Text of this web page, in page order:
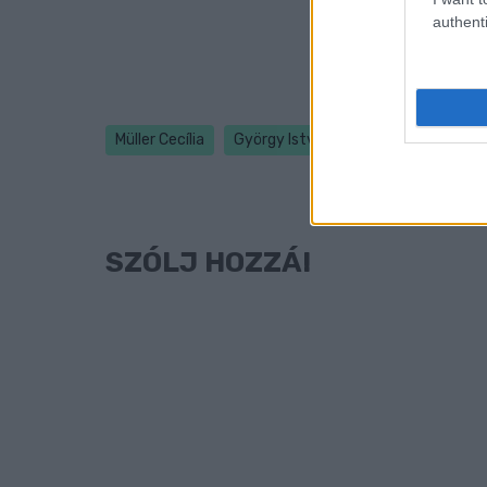
Müller Cecília György István koronavírus
SZÓLJ HOZZÁ!